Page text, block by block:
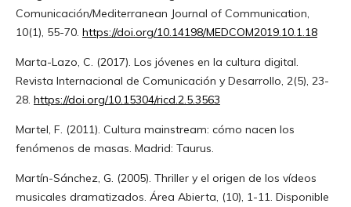
Comunicación/Mediterranean Journal of Communication,
10(1), 55-70. https://doi.org/10.14198/MEDCOM2019.10.1.18
Marta-Lazo, C. (2017). Los jóvenes en la cultura digital.
Revista Internacional de Comunicación y Desarrollo, 2(5), 23-
28. https://doi.org/10.15304/ricd.2.5.3563
Martel, F. (2011). Cultura mainstream: cómo nacen los
fenómenos de masas. Madrid: Taurus.
Martín-Sánchez, G. (2005). Thriller y el origen de los vídeos
musicales dramatizados. Área Abierta, (10), 1-11. Disponible